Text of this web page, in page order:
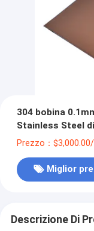
304 bobina
Stainless Steel
Prezzo：
Miglior
Descrizione Di